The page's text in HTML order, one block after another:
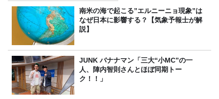
南米の海で起こる”エルニーニョ現象”は
なぜ日本に影響する？【気象予報士が解
説】
JUNK バナナマン「三大“小MC”の一
人、陣内智則さんとほぼ同期トー
ク！！」